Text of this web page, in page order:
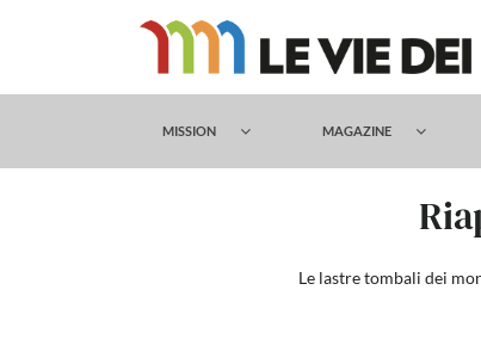
MISSION MAGAZINE
Le lastre tombali dei